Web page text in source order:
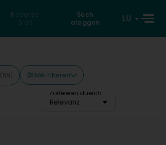
Reverse
Sich
Sech
aloggen
LU
(69) Méi Filteren
Zortéieren duerch
Relevanz